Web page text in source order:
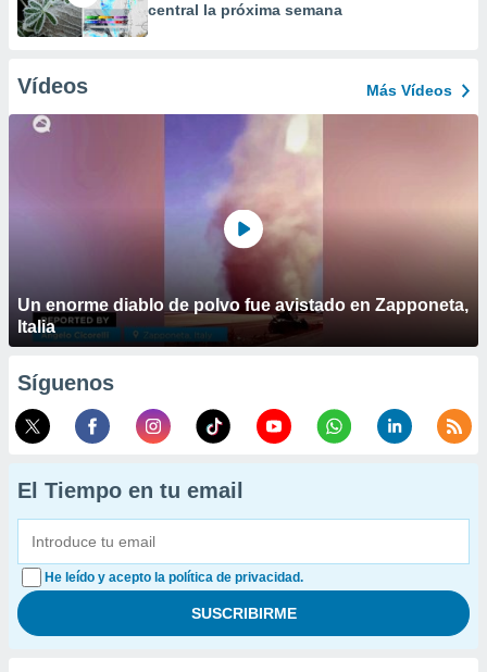
central la próxima semana
Vídeos Más Vídeos
Un enorme diablo de polvo fue avistado en Zapponeta,
Italia
Síguenos
El Tiempo en tu email
He leído y acepto la política de privacidad.